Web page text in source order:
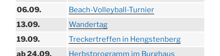
06.09.
Beach-Volleyball-Turnier
13.09.
Wandertag
19.09.
Treckertreffen in Hengstenberg
ab 24.09.
Herbstprogramm im Burghaus